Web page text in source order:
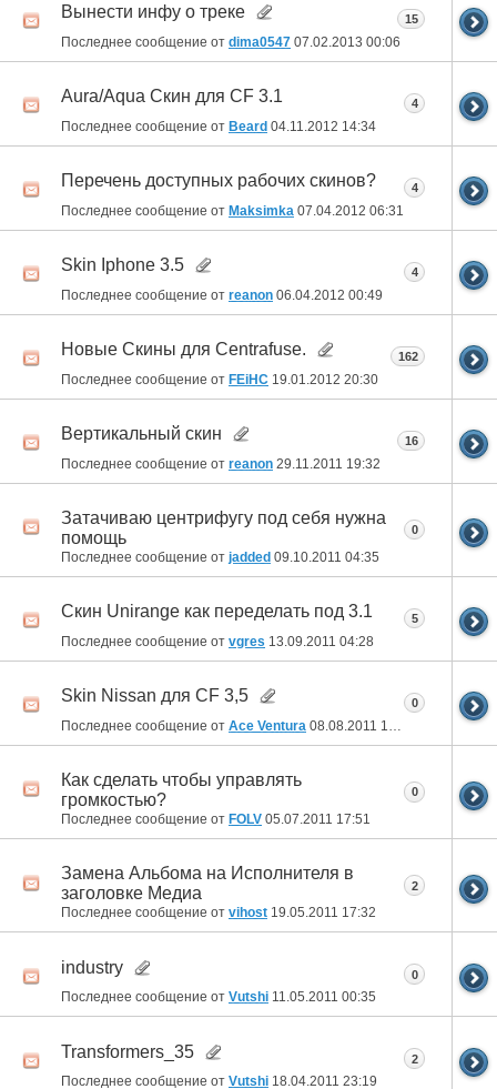
Вынести инфу о треке
Последнее сообщение от dima0547 07.02.2013 00:06
15
Aura/Aqua Скин для CF 3.1
Последнее сообщение от Beard 04.11.2012 14:34
4
Перечень доступных рабочих скинов?
Последнее сообщение от Maksimka 07.04.2012 06:31
4
Skin Iphone 3.5
Последнее сообщение от reanon 06.04.2012 00:49
4
Новые Скины для Centrafuse.
Последнее сообщение от FEiHC 19.01.2012 20:30
162
Вертикальный скин
Последнее сообщение от reanon 29.11.2011 19:32
16
Затачиваю центрифугу под себя нужна
помощь
Последнее сообщение от jadded 09.10.2011 04:35
0
Скин Unirange как переделать под 3.1
Последнее сообщение от vgres 13.09.2011 04:28
5
Skin Nissan для CF 3,5
Последнее сообщение от Ace Ventura 08.08.2011 15:49
0
Как сделать чтобы управлять
громкостью?
Последнее сообщение от FOLV 05.07.2011 17:51
0
Замена Альбома на Исполнителя в
заголовке Медиа
Последнее сообщение от vihost 19.05.2011 17:32
2
industry
Последнее сообщение от Vutshi 11.05.2011 00:35
0
Transformers_35
Последнее сообщение от Vutshi 18.04.2011 23:19
2